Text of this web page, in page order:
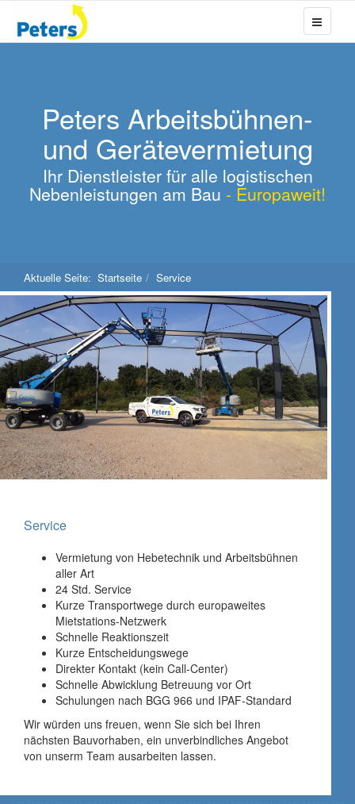
Peters Arbeitsbühnen-
und Gerätevermietung
Ihr Dienstleister für alle logistischen
Nebenleistungen am Bau - Europaweit!
Aktuelle Seite: Startseite Service
Service
Vermietung von Hebetechnik und Arbeitsbühnen
aller Art
24 Std. Service
Kurze Transportwege durch europaweites
Mietstations-Netzwerk
Schnelle Reaktionszeit
Kurze Entscheidungswege
Direkter Kontakt (kein Call-Center)
Schnelle Abwicklung Betreuung vor Ort
Schulungen nach BGG 966 und IPAF-Standard
Wir würden uns freuen, wenn Sie sich bei Ihren
nächsten Bauvorhaben, ein unverbindliches Angebot
von unserm Team ausarbeiten lassen.